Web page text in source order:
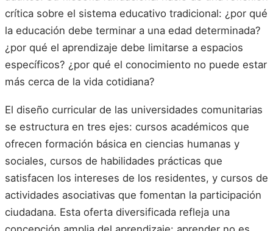
crítica sobre el sistema educativo tradicional: ¿por qué
la educación debe terminar a una edad determinada?
¿por qué el aprendizaje debe limitarse a espacios
específicos? ¿por qué el conocimiento no puede estar
más cerca de la vida cotidiana?
El diseño curricular de las universidades comunitarias
se estructura en tres ejes: cursos académicos que
ofrecen formación básica en ciencias humanas y
sociales, cursos de habilidades prácticas que
satisfacen los intereses de los residentes, y cursos de
actividades asociativas que fomentan la participación
ciudadana. Esta oferta diversificada refleja una